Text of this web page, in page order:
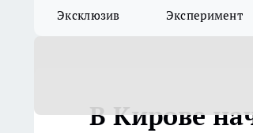
Эксклюзив Эксперимент
В Кирове